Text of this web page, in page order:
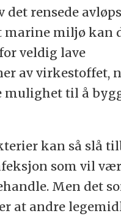
det rensede
marine miljø kan
veldig lave
av virkestoffet,
mulighet til å
kan så slå
som vil
Men det
at andre